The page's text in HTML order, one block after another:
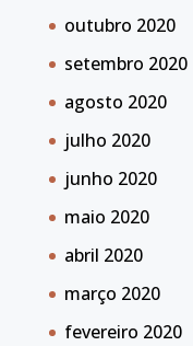
outubro 2020
setembro 2020
agosto 2020
julho 2020
junho 2020
maio 2020
abril 2020
março 2020
fevereiro 2020